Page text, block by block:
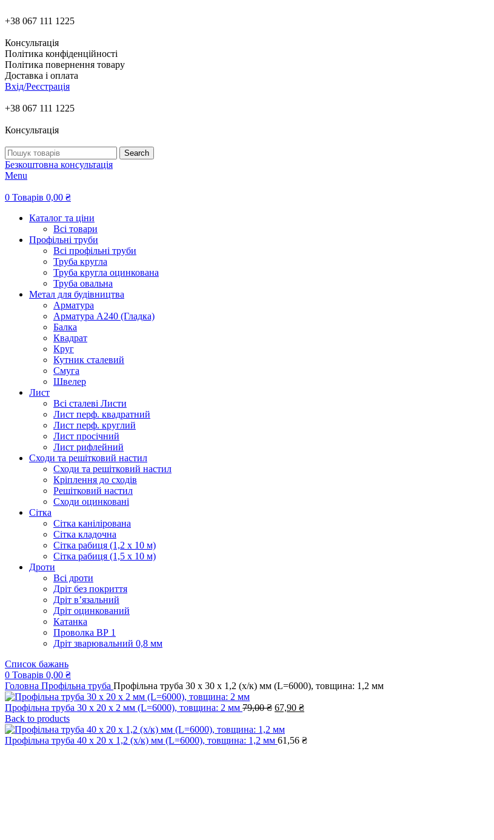
+38 067 111 1225
Консультація
Політика конфіденційності
Політика повернення товару
Доставка і оплата
Вхід/Реєстрація
+38 067 111 1225
Консультація
Search
Безкоштовна консультація
Menu
0 Товарів 0,00 ₴
Каталог та ціни
Всі товари
Профільні труби
Всі профільні труби
Труба кругла
Труба кругла оцинкована
Труба овальна
Метал для будівництва
Арматура
Арматура А240 (Гладка)
Балка
Квадрат
Круг
Кутник сталевий
Смуга
Швелер
Лист
Всі сталеві Листи
Лист перф. квадратний
Лист перф. круглий
Лист просічний
Лист рифлейний
Сходи та решітковий настил
Сходи та решітковий настил
Кріплення до сходів
Решітковий настил
Сходи оцинковані
Сітка
Сітка канілірована
Сітка кладочна
Сітка рабиця (1,2 x 10 м)
Сітка рабиця (1,5 x 10 м)
Дроти
Всі дроти
Дріт без покриття
Дріт в’язальний
Дріт оцинкований
Катанка
Проволка ВР 1
Дріт зварювальний 0,8 мм
Список бажань
0 Товарів 0,00 ₴
Головна Профільна труба Профільна труба 30 x 30 x 1,2 (х/к) мм (L=6000), товщина: 1,2 мм
Профільна труба 30 x 20 x 2 мм (L=6000), товщина: 2 мм 79,00₴ Оригінальна
79,00 ₴.
67,90 ₴Поточна
Back to products
Профільна труба 40 x 20 x 1,2 (х/к) мм (L=6000), товщина: 1,2 мм 61,56 ₴